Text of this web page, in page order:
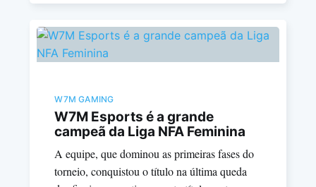
W7M GAMING
W7M Esports é a grande
campeã da Liga NFA Feminina
A equipe, que dominou as primeiras fases do
torneio, conquistou o título na última queda